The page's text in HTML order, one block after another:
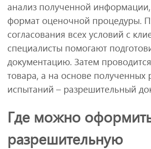
анализ полученной
формат оценочной процедуры.
согласования всех условий с
специалисты помогают
документацию. Затем
товара, а на основе полученных
испытаний – разрешительный
Где можно
разрешительную